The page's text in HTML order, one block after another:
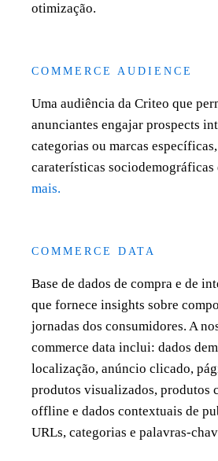
otimização.
COMMERCE AUDIENCE
Uma audiência da Criteo que
anunciantes engajar prospects
categorias ou marcas
caraterísticas sociodemográficas
mais.
COMMERCE DATA
Base de dados de compra e de
que fornece insights sobre
jornadas dos consumidores. A
commerce data inclui: dados
localização, anúncio clicado,
produtos visualizados, produtos
offline e dados contextuais de
URLs, categorias e palavras-